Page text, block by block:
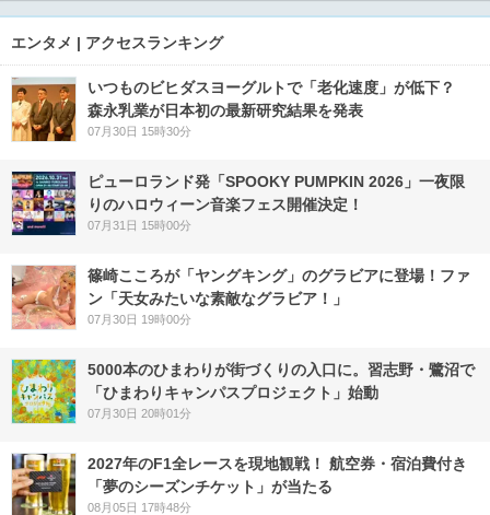
エンタメ | アクセスランキング
いつものビヒダスヨーグルトで「老化速度」が低下？
森永乳業が日本初の最新研究結果を発表
07月30日 15時30分
ピューロランド発「SPOOKY PUMPKIN 2026」一夜限
りのハロウィーン音楽フェス開催決定！
07月31日 15時00分
篠崎こころが「ヤングキング」のグラビアに登場！ファ
ン「天女みたいな素敵なグラビア！」
07月30日 19時00分
5000本のひまわりが街づくりの入口に。習志野・鷺沼で
「ひまわりキャンパスプロジェクト」始動
07月30日 20時01分
2027年のF1全レースを現地観戦！ 航空券・宿泊費付き
「夢のシーズンチケット」が当たる
08月05日 17時48分